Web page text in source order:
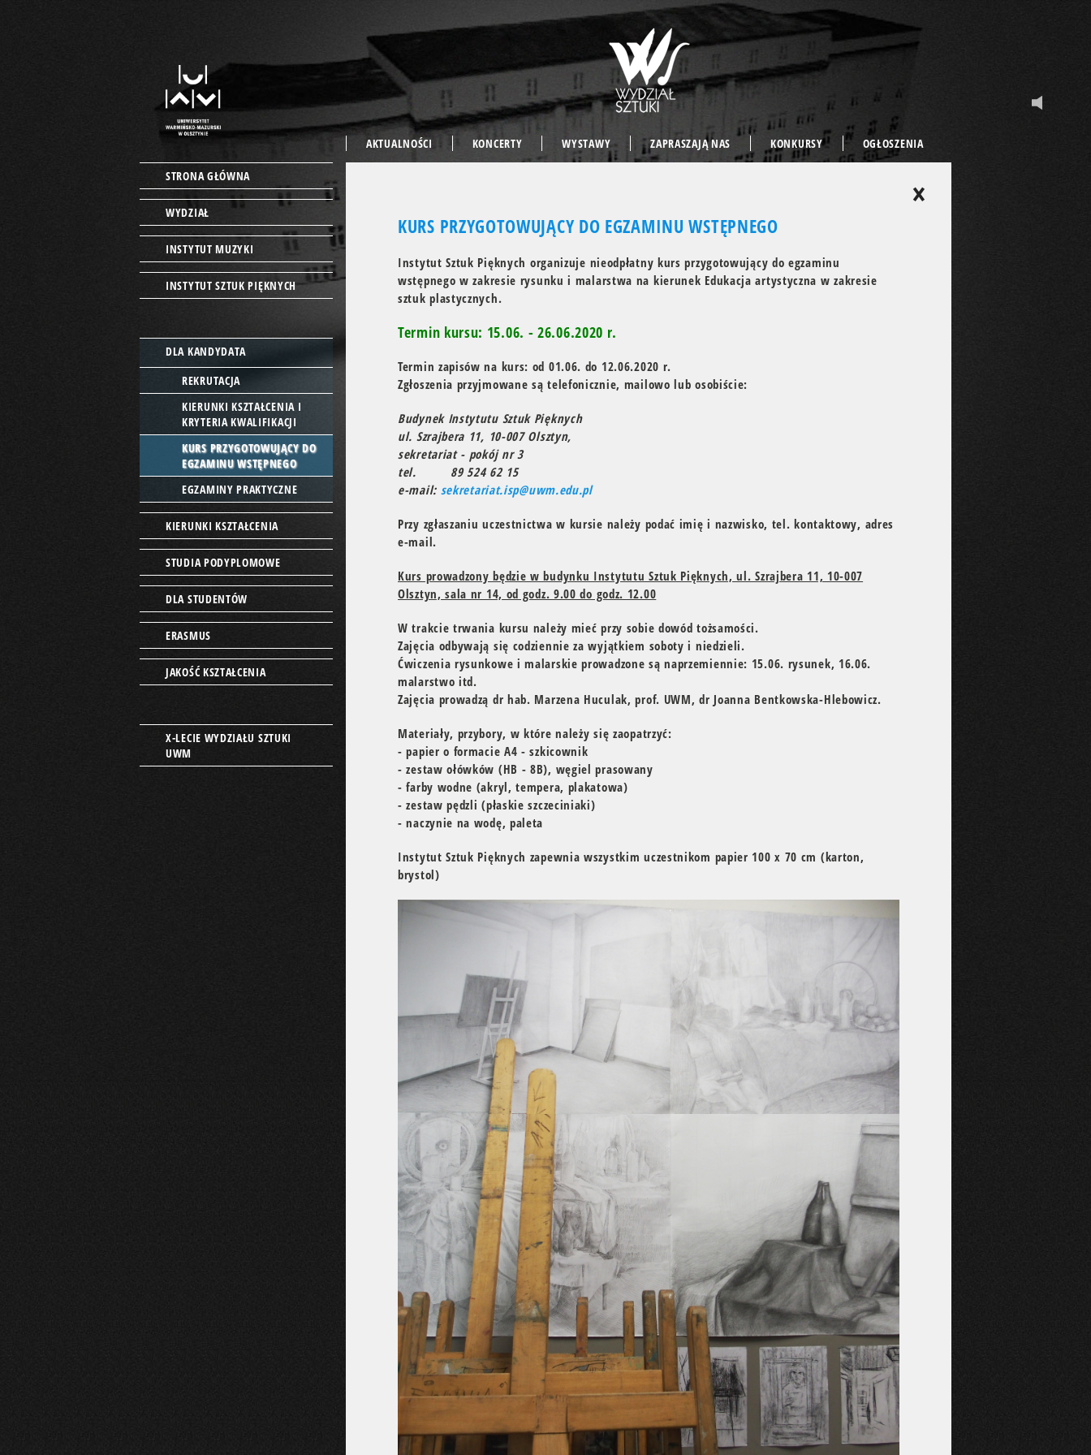
AKTUALNOŚCI KONCERTY WYSTAWY ZAPRASZAJĄ NAS KONKURSY OGŁOSZENIA
STRONA GŁÓWNA
WYDZIAŁ
INSTYTUT MUZYKI
INSTYTUT SZTUK PIĘKNYCH
DLA KANDYDATA
REKRUTACJA
KIERUNKI KSZTAŁCENIA I
KRYTERIA KWALIFIKACJI
KURS PRZYGOTOWUJĄCY DO
EGZAMINU WSTĘPNEGO
EGZAMINY PRAKTYCZNE
KIERUNKI KSZTAŁCENIA
STUDIA PODYPLOMOWE
DLA STUDENTÓW
ERASMUS
JAKOŚĆ KSZTAŁCENIA
X-LECIE WYDZIAŁU SZTUKI
UWM
×
KURS PRZYGOTOWUJĄCY DO EGZAMINU WSTĘPNEGO
Instytut Sztuk Pięknych organizuje nieodpłatny kurs przygotowujący do egzaminu
wstępnego w zakresie rysunku i malarstwa na kierunek Edukacja artystyczna w zakresie
sztuk plastycznych.
Termin kursu: 15.06. - 26.06.2020 r.
Termin zapisów na kurs: od 01.06. do 12.06.2020 r.
Zgłoszenia przyjmowane są telefonicznie, mailowo lub osobiście:
Budynek Instytutu Sztuk Pięknych
ul. Szrajbera 11, 10-007 Olsztyn,
sekretariat - pokój nr 3
tel. 89 524 62 15
e-mail: sekretariat.isp@uwm.edu.pl
Przy zgłaszaniu uczestnictwa w kursie należy podać imię i nazwisko, tel. kontaktowy, adres
e-mail.
Kurs prowadzony będzie w budynku Instytutu Sztuk Pięknych, ul. Szrajbera 11, 10-007
Olsztyn, sala nr 14, od godz. 9.00 do godz. 12.00
W trakcie trwania kursu należy mieć przy sobie dowód tożsamości.
Zajęcia odbywają się codziennie za wyjątkiem soboty i niedzieli.
Ćwiczenia rysunkowe i malarskie prowadzone są naprzemiennie: 15.06. rysunek, 16.06.
malarstwo itd.
Zajęcia prowadzą dr hab. Marzena Huculak, prof. UWM, dr Joanna Bentkowska-Hlebowicz.
Materiały, przybory, w które należy się zaopatrzyć:
- papier o formacie A4 - szkicownik
- zestaw ołówków (HB - 8B), węgiel prasowany
- farby wodne (akryl, tempera, plakatowa)
- zestaw pędzli (płaskie szczeciniaki)
- naczynie na wodę, paleta
Instytut Sztuk Pięknych zapewnia wszystkim uczestnikom papier 100 x 70 cm (karton,
brystol)